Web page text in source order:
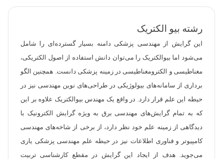
رشته بیو الکتریک
این گرایش از مهندسی پزشکی دامنه بسیار گسترده‌ای را شامل
می‌شود اما بیوالکتریک را می‌توان دانش استفاده از اصول الکتریکی،
مغناطیسی و الکترومغناطیسی در زمینه پزشکی دانست. همچنین الگو
برداری از سامانه‌های بیولوژیکی در طراحی‌های نوین مهندسی نیز در
حیطه این علم قرار دارد. در واقع یک مهندس بیوالکتریک علاوه بر این
که به تمام گرایش‌های مهندسی برق به ویژه گرایش الکترونیک با
دیدگاهی از زمینه علم خود نظر دارد، از برخی از شاخه‌های مهندسی
کامپیوتر و فناوری اطلاعات نیز در حیطه علم مهندسی پزشکی یاری
می‌جوید. هدف از ایجاد این گرایش در مقطع کارشناسی تربیت